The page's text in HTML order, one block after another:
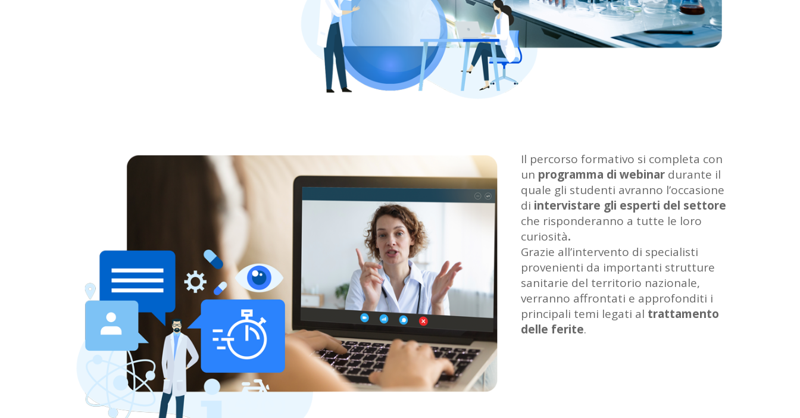
Il percorso formativo si completa con
un programma di webinar durante il
quale gli studenti avranno l’occasione
di intervistare gli esperti del settore
che risponderanno a tutte le loro
curiosità.
Grazie all’intervento di specialisti
provenienti da importanti strutture
sanitarie del territorio nazionale,
verranno affrontati e approfonditi i
principali temi legati al trattamento
delle ferite.